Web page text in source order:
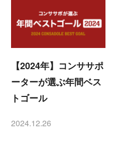
【2024年】コンササポ
ーターが選ぶ年間ベス
トゴール
投稿日
2024.12.26